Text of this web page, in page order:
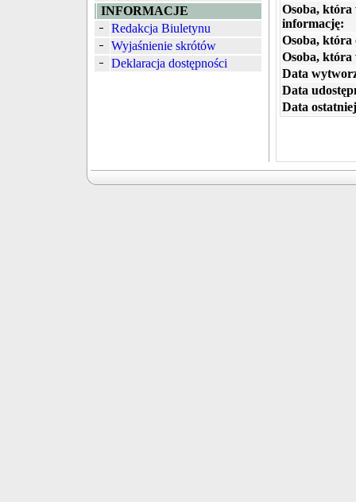
INFORMACJE
Redakcja Biuletynu
Wyjaśnienie skrótów
Deklaracja dostępności
Osoba, która
informację:
Osoba, która
Osoba, która
Data
Data
Data